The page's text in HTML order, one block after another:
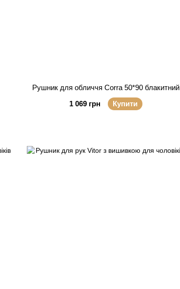
Рушник для обличчя Corra 50*90 блакитний
1 069 грн
Купити